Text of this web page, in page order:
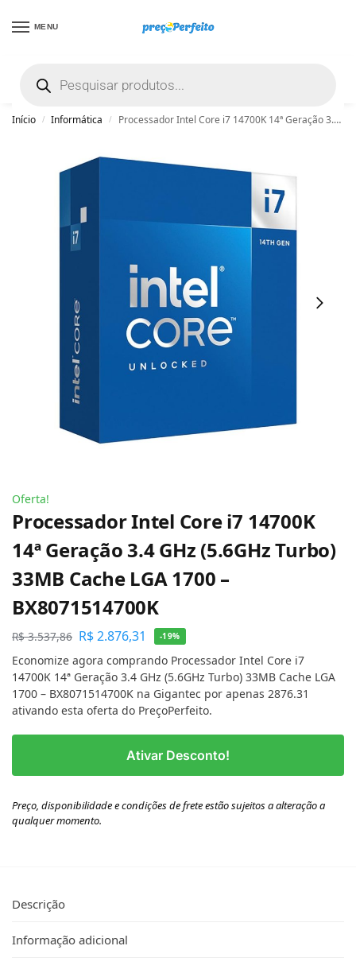
MENU
Início / Informática / Processador Intel Core i7 14700K 14ª Geração 3.4 GHz (5.6GHz Turbo) 33MB Cache LGA 1700 – BX8071514700K
Oferta!
Processador Intel Core i7 14700K
14ª Geração 3.4 GHz (5.6GHz Turbo)
33MB Cache LGA 1700 –
BX8071514700K
R$3.537,86 R$2.876,31 -19%
Economize agora comprando Processador Intel Core i7
14700K 14ª Geração 3.4 GHz (5.6GHz Turbo) 33MB Cache LGA
1700 – BX8071514700K na Gigantec por apenas 2876.31
ativando esta oferta do PreçoPerfeito.
Ativar Desconto!
Preço, disponibilidade e condições de frete estão sujeitos a alteração a
qualquer momento.
Descrição
Informação adicional